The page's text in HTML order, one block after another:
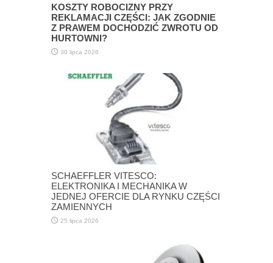
KOSZTY ROBOCIZNY PRZY
REKLAMACJI CZĘŚCI: JAK ZGODNIE
Z PRAWEM DOCHODZIĆ ZWROTU OD
HURTOWNI?
30 lipca 2026
SCHAEFFLER VITESCO:
ELEKTRONIKA I MECHANIKA W
JEDNEJ OFERCIE DLA RYNKU CZĘŚCI
ZAMIENNYCH
25 lipca 2026